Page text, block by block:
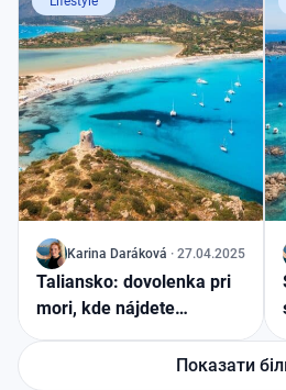
J Karina Daráková · 27.04.2025
Taliansko: dovolenka pri
mori, kde nájdete
romantiku aj
Показати